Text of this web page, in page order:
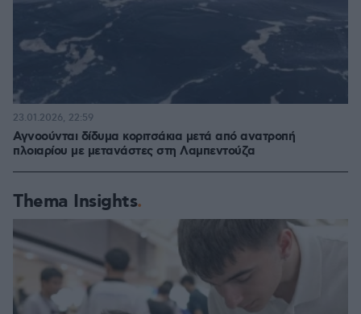
Αγνοούνται δίδυμα κοριτσάκια μετά από ανατροπή
πλοιαρίου με μετανάστες στη Λαμπεντούζα
23.01.2026, 22:59
Thema Insights